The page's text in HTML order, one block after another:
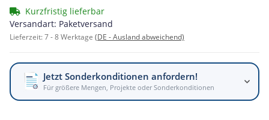
Kurzfristig lieferbar
Versandart: Paketversand
Lieferzeit:7 - 8 Werktage (DE - Ausland abweichend)
Jetzt Sonderkonditionen anfordern!
Für größere Mengen, Projekte oder Sonderkonditionen